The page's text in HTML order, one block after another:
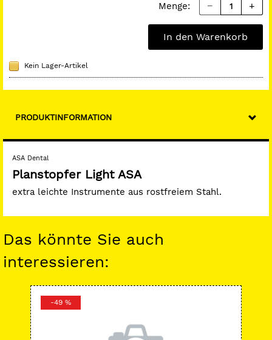
Menge:
In den Warenkorb
Kein Lager-Artikel
PRODUKTINFORMATION
ASA Dental
Planstopfer Light ASA
extra leichte Instrumente aus rostfreiem Stahl.
Das könnte Sie auch
interessieren:
-49 %